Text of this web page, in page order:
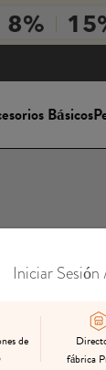
Básicos
Iniciar
de
fábrica